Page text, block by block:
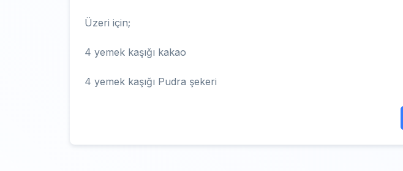
Üzeri için;
4 yemek kaşığı kakao
4 yemek kaşığı Pudra şekeri